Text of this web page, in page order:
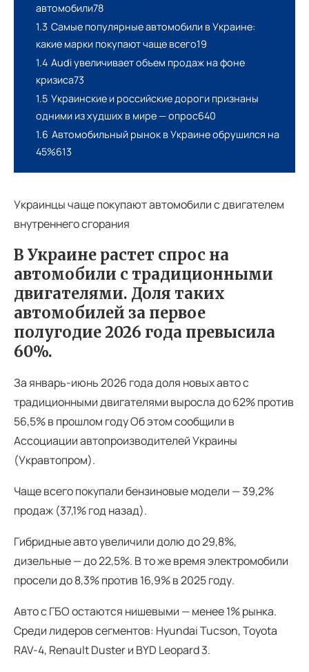
автомобили78
1.3 Самые популярные автомобили в Украине:
какие марки покупают чаще всего19
1.4 Audi увеличивает объем продаж на фоне
кризиса73
1.5 Украинские и российские дороги признаны
одними из худших в мире — опрос640
1.6 Автомобильный рынок в Украине обрушился на
45%613
Украинцы чаще покупают автомобили с двигателем
внутреннего сгорания
В Украине растет спрос на
автомобили с традиционными
двигателями. Доля таких
автомобилей за первое
полугодие 2026 года превысила
60%.
За январь-июнь 2026 года доля новых авто с
традиционными двигателями выросла до 62% против
56,5% в прошлом году Об этом сообщили в
Ассоциации автопроизводителей Украины
(Укравтопром).
Чаще всего покупали бензиновые модели — 39,2%
продаж (37,1% год назад).
Гибридные авто увеличили долю до 29,8%,
дизельные — до 22,5%. В то же время электромобили
просели до 8,3% против 16,9% в 2025 году.
Авто с ГБО остаются нишевыми — менее 1% рынка.
Среди лидеров сегментов: Hyundai Tucson, Toyota
RAV-4, Renault Duster и BYD Leopard 3.